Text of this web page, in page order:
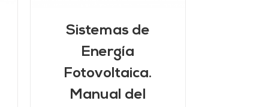
Sistemas de
Energía
Fotovoltaica.
Manual del